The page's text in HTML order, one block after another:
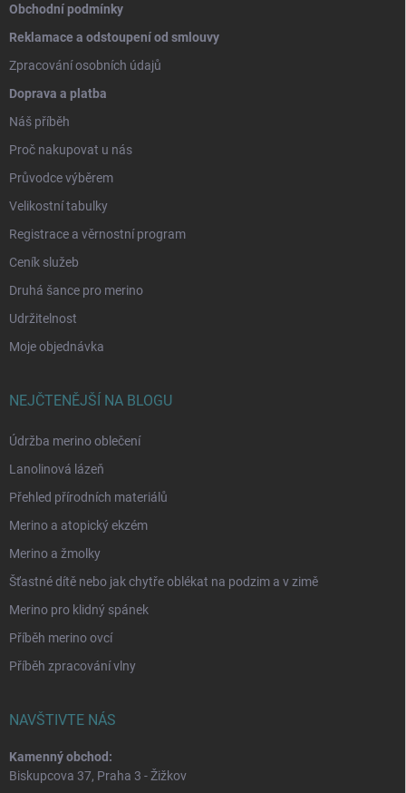
Obchodní podmínky
Reklamace a odstoupení od smlouvy
Zpracování osobních údajů
Doprava a platba
Náš příběh
Proč nakupovat u nás
Průvodce výběrem
Velikostní tabulky
Registrace a věrnostní program
Ceník služeb
Druhá šance pro merino
Udržitelnost
Moje objednávka
NEJČTENĚJŠÍ NA BLOGU
Údržba merino oblečení
Lanolinová lázeň
Přehled přírodních materiálů
Merino a atopický ekzém
Merino a žmolky
Šťastné dítě nebo jak chytře oblékat na podzim a v zimě
Merino pro klidný spánek
Příběh merino ovcí
Příběh zpracování vlny
NAVŠTIVTE NÁS
Kamenný obchod:
Biskupcova 37, Praha 3 - Žižkov